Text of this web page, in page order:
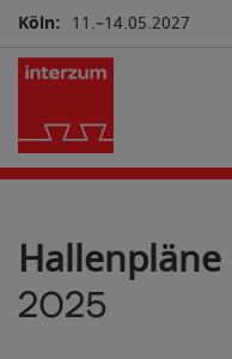
Köln: 11.–14.05.2027
Hallenpläne
2025